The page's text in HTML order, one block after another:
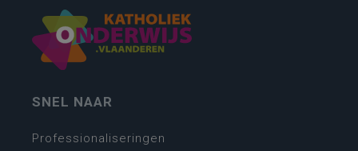
SNEL NAAR
Professionaliseringen